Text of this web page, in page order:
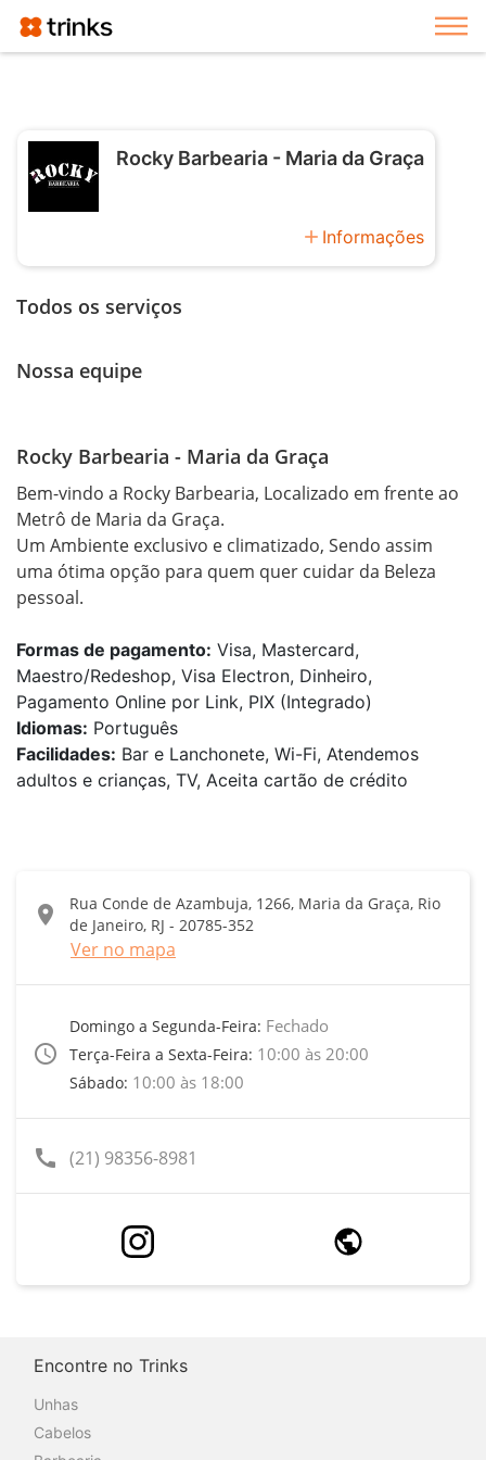
Rocky Barbearia - Maria da Graça
add Informações
Todos os serviços
Nossa equipe
Rocky Barbearia - Maria da Graça
Bem-vindo a Rocky Barbearia, Localizado em frente ao
Metrô de Maria da Graça.
Um Ambiente exclusivo e climatizado, Sendo assim
uma ótima opção para quem quer cuidar da Beleza
Formas de pagamento: Visa, Mastercard,
Maestro/Redeshop, Visa Electron, Dinheiro,
Pagamento Online por Link, PIX (Integrado)
Idiomas: Português
Facilidades: Bar e Lanchonete, Wi-Fi, Atendemos
adultos e crianças, TV, Aceita cartão de crédito
location_on
Rua Conde de Azambuja, 1266, Maria da Graça, Rio
de Janeiro, RJ - 20785-352
Ver no mapa
access_time
Domingo a Segunda-Feira: Fechado
Terça-Feira a Sexta-Feira: 10:00 às 20:00
Sábado: 10:00 às 18:00
call (21) 98356-8981
Encontre no Trinks
Unhas
Cabelos